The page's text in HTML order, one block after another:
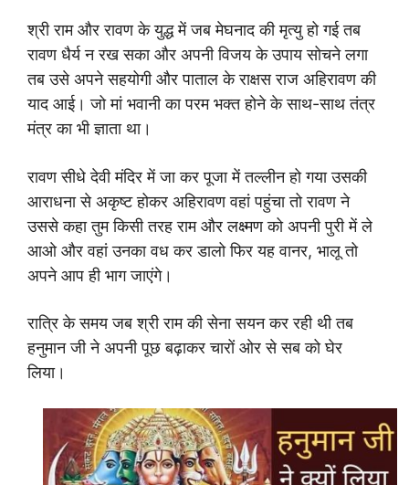
श्री राम और रावण के युद्ध में जब मेघनाद की मृत्यु हो गई तब
रावण धैर्य न रख सका और अपनी विजय के उपाय सोचने लगा
तब उसे अपने सहयोगी और पाताल के राक्षस राज अहिरावण की
याद आई। जो मां भवानी का परम भक्त होने के साथ-साथ तंत्र
मंत्र का भी ज्ञाता था।
रावण सीधे देवी मंदिर में जा कर पूजा में तल्लीन हो गया उसकी
आराधना से अकृष्ट होकर अहिरावण वहां पहुंचा तो रावण ने
उससे कहा तुम किसी तरह राम और लक्ष्मण को अपनी पुरी में ले
आओ और वहां उनका वध कर डालो फिर यह वानर, भालू तो
अपने आप ही भाग जाएंगे।
रात्रि के समय जब श्री राम की सेना सयन कर रही थी तब
हनुमान जी ने अपनी पूछ बढ़ाकर चारों ओर से सब को घेर
लिया।